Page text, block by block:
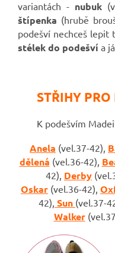
variantách - nubuk
štípenka (hrubě
podešví nechceš lepit
stélek do podešví a
STŘIHY
K podešvím
Anela (vel.37-42),
dělená (vel.36-42),
42), Derby
Oskar (vel.36-42),
42), Sun (vel.37-
Walker